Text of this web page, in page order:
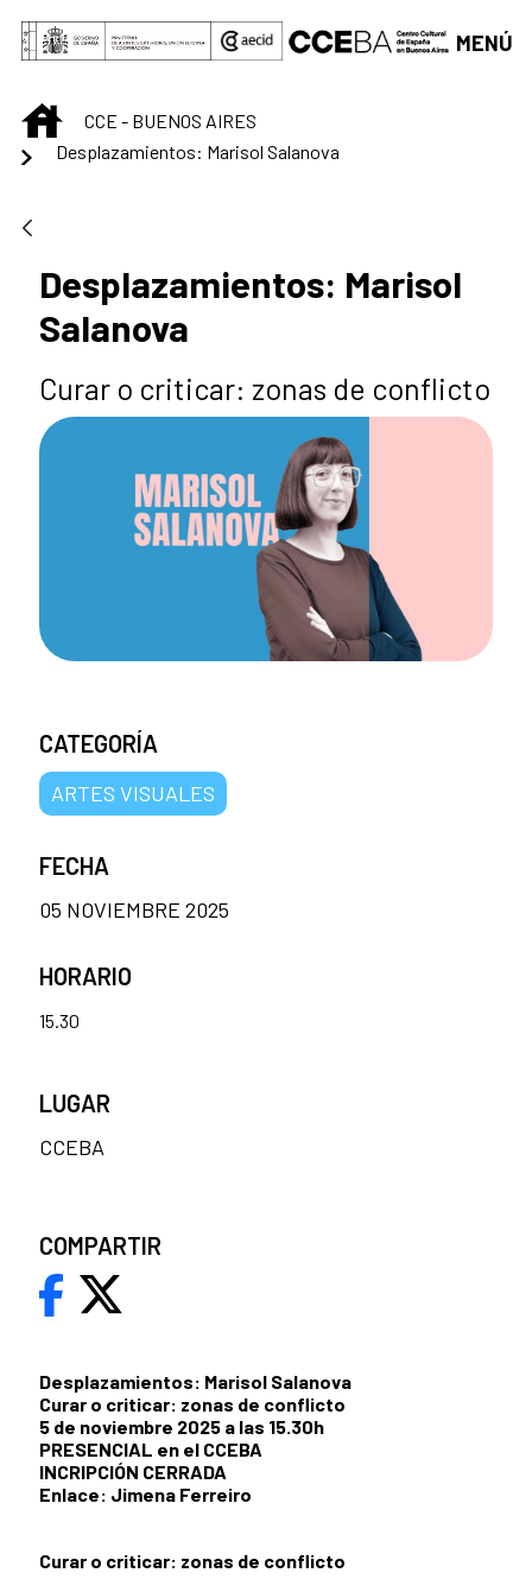
Saltar al contenido principal
MENÚ
INICIOCCE - BUENOS AIRES
Desplazamientos: Marisol Salanova
Desplazamientos: Marisol
Salanova
Curar o criticar: zonas de conflicto
Desplazamientos: Marisol Salanova
Curar o criticar: zonas de conflicto
5 de noviembre 2025 a las 15.30h
PRESENCIAL en el CCEBA
INCRIPCIÓN CERRADA
Enlace: Jimena Ferreiro
Curar o criticar: zonas de conflicto
CATEGORÍA
ARTES VISUALES
FECHA
05 NOVIEMBRE 2025
HORARIO
15.30
LUGAR
CCEBA
COMPARTIR